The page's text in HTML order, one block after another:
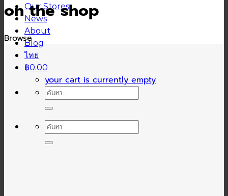
Our Stores
News
About
Blog
ไทย
฿0.00
your cart is currently empty
ค้นหา:
ค้นหา:
on the shop
Browse